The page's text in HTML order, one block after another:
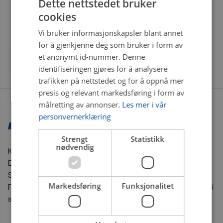
Kontaktinformasjon
E-post:
nettbutikk@bilxtra.no
Sporingsnummer sender vi deg på SMS.
For andre henvendelser kontakt oss gjerne på e-post. Vi
svarer så fort vi kan!
Dette nettstedet bruker
cookies
Vi bruker informasjonskapsler blant annet
for å gjenkjenne deg som bruker i form av
et anonymt id-nummer. Denne
identifiseringen gjøres for å analysere
trafikken på nettstedet og for å oppnå mer
presis og relevant markedsføring i form av
målretting av annonser. Les mer i vår
personvernerklæring
Strengt
nødvendig
Statistikk
Markedsføring Funksjonalitet